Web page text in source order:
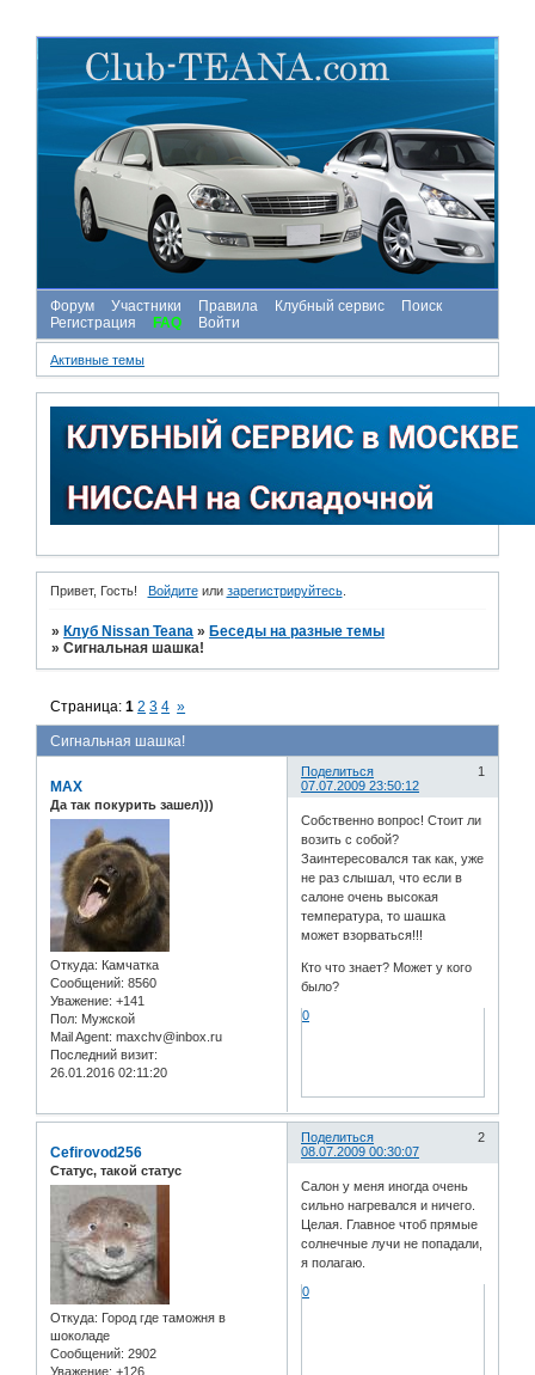
Форум Участники Правила Клубный сервис
Поиск
Регистрация
FAQ Войти
Активные темы
Привет, Гость! Войдитеили зарегистрируйтесь.
» Клуб Nissan Teana » Беседы на разные темы
»Сигнальная шашка!
Сигнальная шашка!
Страница:1 2 3 4 »
Поделиться
1
07.07.2009 23:50:12
MAX
Да так покурить зашел)))
Откуда: Камчатка
Сообщений: 8560
Уважение: +141
Пол: Мужской
Mail Agent: maxchv@inbox.ru
Последний визит:
26.01.2016 02:11:20
Собственно вопрос! Стоит ли
возить с собой?
Заинтересовался так как, уже
не раз слышал, что если в
салоне очень высокая
температура, то шашка
может взорваться!!!
Кто что знает? Может у кого
было?
0
Поделиться
2
08.07.2009 00:30:07
Cefirovod256
Статус, такой статус
Откуда: Город где таможня в
шоколаде
Сообщений: 2902
Уважение: +126
Салон у меня иногда очень
сильно нагревался и ничего.
Целая. Главное чтоб прямые
солнечные лучи не попадали,
я полагаю.
0